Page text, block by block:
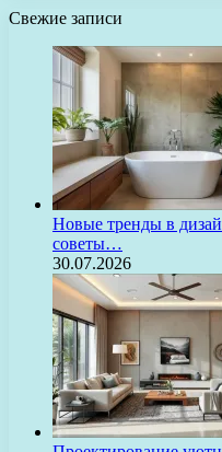
Свежие записи
Новые тренды в
советы…
30.07.2026